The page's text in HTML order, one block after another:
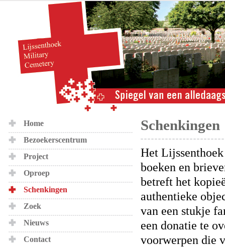
Home
Bezoekerscentrum
Project
Oproep
Schenkingen
Zoek
Nieuws
Contact
Schenkingen
Het
boeken en
betreft het
authentieke
van een stukje
een donatie te
voorwerpen die